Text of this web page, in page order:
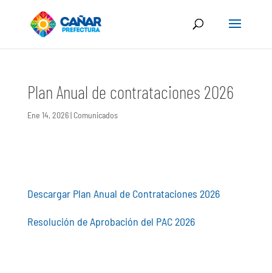
Plan Anual de contrataciones 2026
Ene 14, 2026| Comunicados
Descargar Plan Anual de Contrataciones 2026
Resolución de Aprobación del PAC 2026